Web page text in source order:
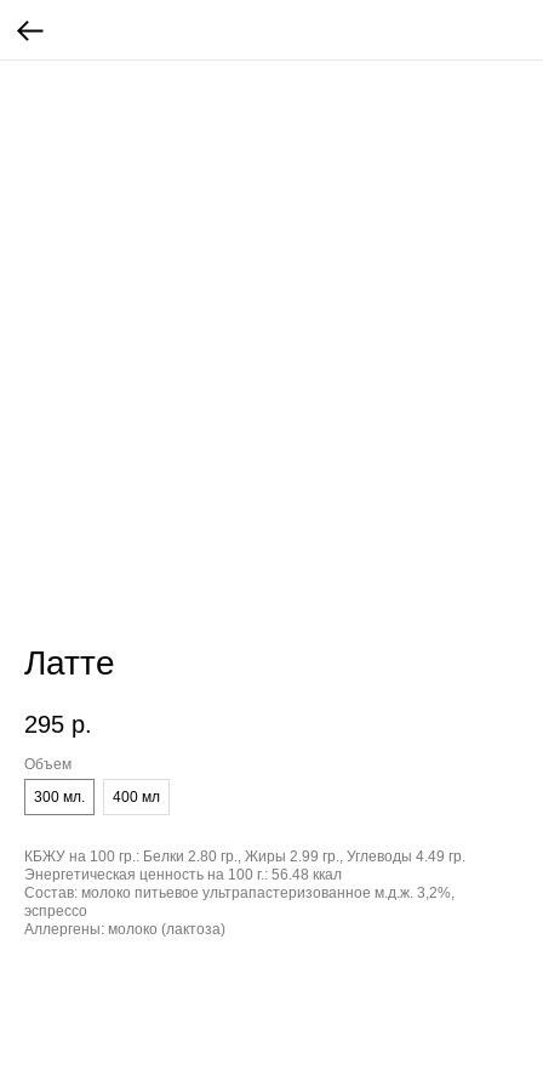
Латте
295 р.
Объем
300 мл.
400 мл
КБЖУ на 100 гр.: Белки 2.80 гр., Жиры 2.99 гр., Углеводы 4.49 гр.
Энергетическая ценность на 100 г.: 56.48 ккал
Состав: молоко питьевое ультрапастеризованное м.д.ж. 3,2%,
эспрессо
Аллергены: молоко (лактоза)